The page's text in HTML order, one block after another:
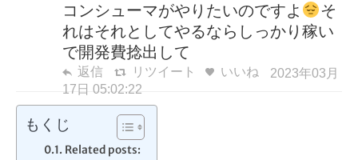
コンシューマがやりたいのですよ
そ
れはそれとしてやるならしっかり稼い
で開発費捻出して
返信 リツイート いいね
2023年03月
17日 05:02:22
もくじ
Related posts: